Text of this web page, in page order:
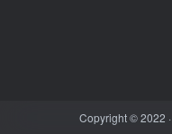
Copyright © 2022 ·